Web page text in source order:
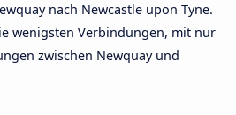
nach Newcastle upon Tyne.
wenigsten Verbindungen, mit nur
zwischen Newquay und